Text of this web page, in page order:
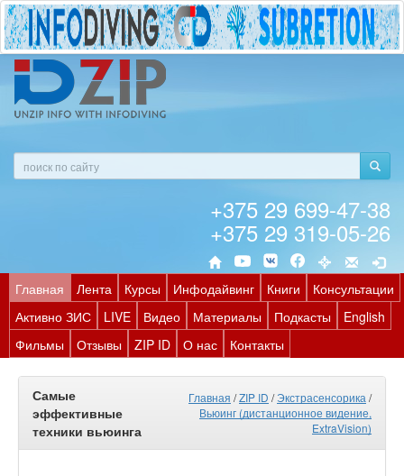
+375 29 699-47-38
+375 29 319-05-26
Главная Лента Курсы Инфодайвинг Книги
Консультации
Активно ЗИС
LIVE Видео Материалы Подкасты
English
Фильмы
Отзывы ZIP ID О нас Контакты
Самые
эффективные
техники вьюинга
Главная /ZIP ID /Экстрасенсорика /
Вьюинг (дистанционное видение,
ExtraVision)